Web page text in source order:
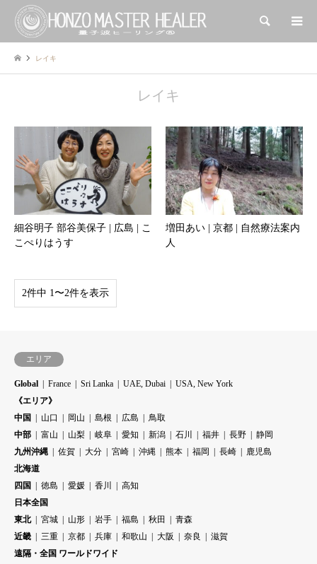
検索
レイキ
レイキ
細谷明子 部谷美保子 | 広島 | こ
こぺりはうす
増田あい | 京都 | 自然療法案内
人
2件中 1〜2件を表示
エリア
Global France Sri Lanka UAE, Dubai
USA, New York
《エリア》
中国
山口 岡山 島根 広島
鳥取
中部
富山 山梨 岐阜 愛知 新潟 石川 福井 長野
静岡
九州沖縄
佐賀 大分 宮崎 沖縄 熊本 福岡 長崎
鹿児島
北海道
四国
徳島 愛媛 香川
高知
日本全国
東北
宮城 山形 岩手 福島 秋田
青森
近畿
三重 京都 兵庫 和歌山 大阪 奈良
滋賀
遠隔・全国 ワールドワイド